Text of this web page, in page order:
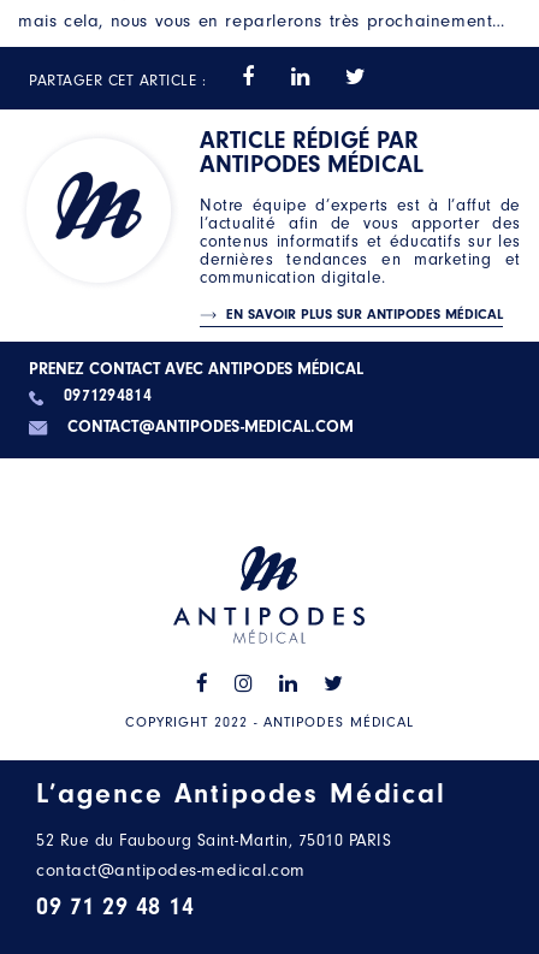
mais cela, nous vous en reparlerons très prochainement…
PARTAGER CET ARTICLE :
ARTICLE RÉDIGÉ PAR
ANTIPODES MÉDICAL
Notre équipe d’experts est à l’affut de
l’actualité afin de vous apporter des
contenus informatifs et éducatifs sur les
dernières tendances en marketing et
communication digitale.
EN SAVOIR PLUS SUR ANTIPODES MÉDICAL
PRENEZ CONTACT AVEC ANTIPODES MÉDICAL
0971294814
CONTACT@ANTIPODES-MEDICAL.COM
COPYRIGHT 2022 - ANTIPODES MÉDICAL
L’agence Antipodes Médical
52 Rue du Faubourg Saint-Martin, 75010 PARIS
contact@antipodes-medical.com
09 71 29 48 14